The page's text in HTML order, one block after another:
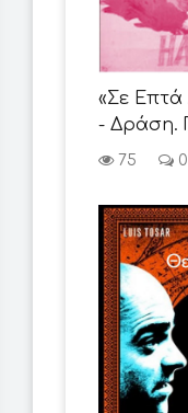
«Σε Επτά
- Δράση.
75 0